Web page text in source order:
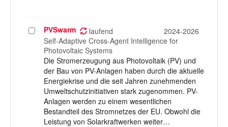
Projekt
auswählen
PVSwarm laufend
2024-2026
Self-Adaptive Cross-Agent Intelligence for
Photovoltaic Systems
Die Stromerzeugung aus Photovoltaik (PV) und
der Bau von PV-Anlagen haben durch die aktuelle
Energiekrise und die seit Jahren zunehmenden
Umweltschutzinitiativen stark zugenommen. PV-
Anlagen werden zu einem wesentlichen
Bestandteil des Stromnetzes der EU. Obwohl die
Leistung von Solarkraftwerken weiter…